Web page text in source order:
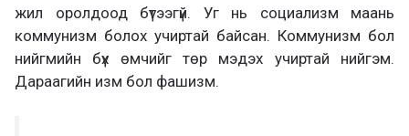
жил оролдоод бүтээгүй. Уг нь социализм маань
коммунизм болох учиртай байсан. Коммунизм бол
нийгмийн бүх өмчийг төр мэдэх учиртай нийгэм.
Дараагийн изм бол фашизм.